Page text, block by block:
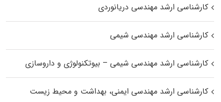
کارشناسی ارشد مهندسی دریانوردی
کارشناسی ارشد مهندسی شیمی
کارشناسی ارشد مهندسی شیمی – بیوتکنولوژی و داروسازی
کارشناسی ارشد مهندسی ایمنی، بهداشت و محیط زیست